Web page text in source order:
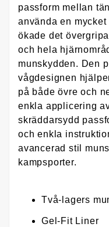
passform mellan
använda en
ökade det
och hela
munskydden. Den
vågdesignen
på både övre och
enkla applicering
skräddarsydd
och enkla
avancerad stil
kampsporter.
Två-lagers
Gel-Fit Liner